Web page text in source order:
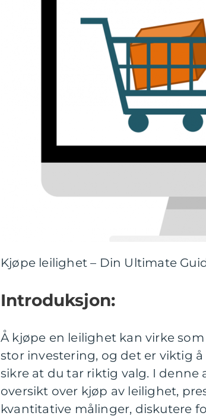
Kjøpe leilighet – Din Ultimate
Introduksjon:
Å kjøpe en leilighet kan virke
stor investering, og det er viktig
sikre at du tar riktig valg. I
oversikt over kjøp av leilighet,
kvantitative målinger, diskutere